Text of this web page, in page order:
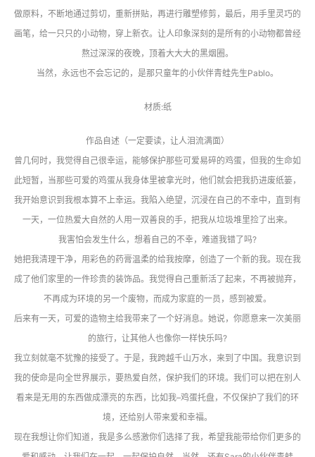
做原料，不断地通过剪切，重新拼贴，再进行雕塑修剪，最后，用手里灵巧的
画笔，给一只只的小动物，穿上新衣。让人印象深刻的是所有的小动物都曾经
熬过深深的夜晚，顶着大大大的黑烟圈。
当然，永远也不会忘记的，是那只童年的小伙伴青蛙先生Pablo。
材质:纸
作品自述（一定要读，让人泪流满面）
曾几何时，我觉得自己很幸运，能够保护那些可爱易碎的鸡蛋，但我的生命如
此短暂，当那些可爱的鸡蛋从我身体里被拿光时，他们就会把我扔进废纸篓，
我开始意识到我根本算不上幸运。我陷入绝望，沉浸在自己的不幸中，直到有
一天，一位热爱大自然的人用一双善良的手，把我从垃圾堆里捡了出来。
我害怕会发生什么，想着自己的不幸，难道我错了吗?
她把我清理干净，用彩色的药膏温柔的给我按摩，创造了一个新的我。现在我
成了他们家里的一件珍贵的装饰品。我觉得自己重新活了起来，不再被抛弃，
不再成为环境的另一个废物，而成为家庭的一员，感到被爱。
后来有一天，可爱的造物主给我带来了一个好消息。她说，你愿意来一次美丽
的旅行，让其他人也像你一样快乐吗?
我立刻就毫不犹豫的接受了。于是，我跨越千山万水，来到了中国。我意识到
我的使命是向全世界展示，要热爱自然，保护我们的环境。我们可以把在别人
看来是无用的东西做成漂亮的东西，比如我–鸡蛋托盘，不仅保护了我们的环
境，还给别人带来爱和幸福。
现在我想让你们知道，我是多么感激你们选择了我，希望我能带给你们更多的